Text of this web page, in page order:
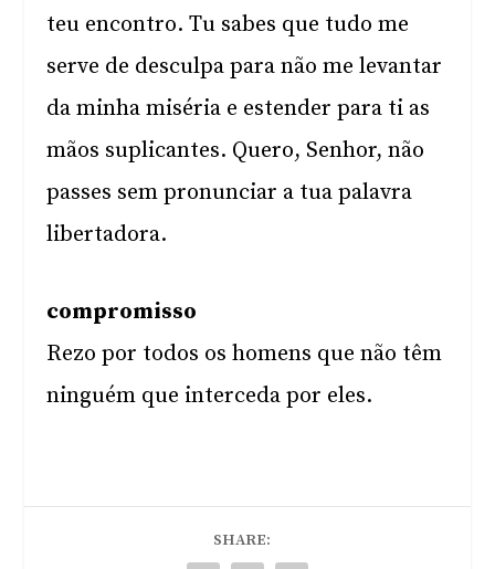
teu encontro. Tu sabes que tudo me
serve de desculpa para não me levantar
da minha miséria e estender para ti as
mãos suplicantes. Quero, Senhor, não
passes sem pronunciar a tua palavra
libertadora.
compromisso
Rezo por todos os homens que não têm
ninguém que interceda por eles.
SHARE: